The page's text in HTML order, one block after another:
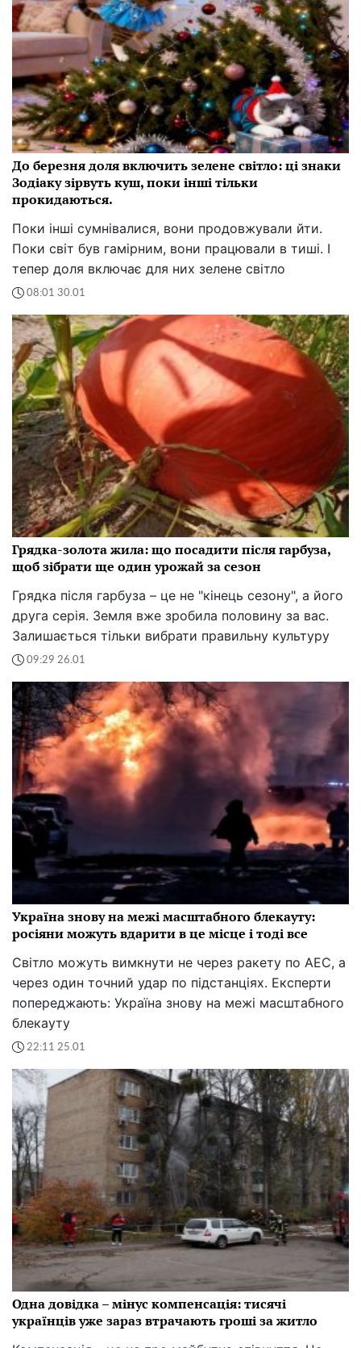
Колумбійська зірка проковзнулася під час
виконання хіта Si Te Vas у Сан-Сальвадорі
11:43 13.02
ДНК з печери, яка ламає правила: відкрита
найдавніша заборонена родина Європи, ця
дитина - злочин
Бронзова доба і заборонені зв’язки: що розповіла
генетика 3700-річної дитини
18:07 11.02
Ці 3 знаки Зодіаку ось-ось розбагатіють: гроші
самі підуть до них у руки
Фінансовий успіх вже на порозі - і зірки
запевняють, що ці три знаки зодіаку точно не
залишаться без нагороди
07:52 03.02
До березня доля включить зелене світло: ці знаки
прокидаються.
Поки інші сумнівалися, вони продовжували йти.
Поки світ був гамірним, вони працювали в тиші. І
тепер доля включає для них зелене світло
08:01 30.01